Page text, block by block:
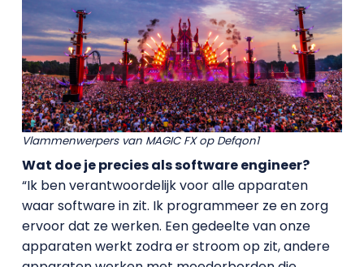
Vlammenwerpers van MAGIC FX op Defqon1
Wat doe je precies als software engineer?
“Ik ben verantwoordelijk voor alle apparaten
waar software in zit. Ik programmeer ze en zorg
ervoor dat ze werken. Een gedeelte van onze
apparaten werkt zodra er stroom op zit, andere